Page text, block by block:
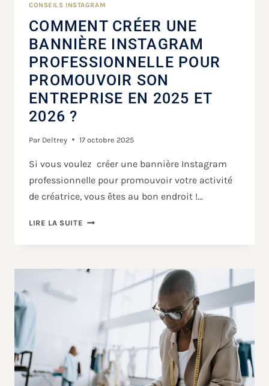
CONSEILS INSTAGRAM
COMMENT CRÉER UNE
BANNIÈRE INSTAGRAM
PROFESSIONNELLE POUR
PROMOUVOIR SON
ENTREPRISE EN 2025 ET
2026 ?
Par Deltrey 17 octobre 2025
Si vous voulez créer une bannière Instagram
professionnelle pour promouvoir votre activité
de créatrice, vous êtes au bon endroit !…
LIRE LA SUITE